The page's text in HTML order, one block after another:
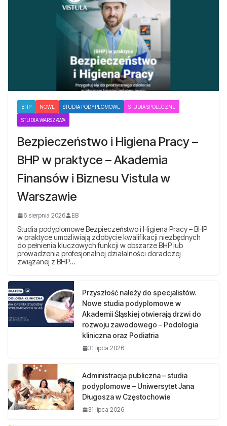
BHP NOWE STUDIA PODYPLOMOWE STUDIA SPOŁECZNE
STUDIA WARSZAWA
Bezpieczeństwo i Higiena Pracy –
BHP w praktyce – Akademia
Finansów i Biznesu Vistula w
Warszawie
6 sierpnia 2026 EB
Studia podyplomowe Bezpieczeństwo i Higiena Pracy – BHP
w praktyce umożliwiają zdobycie kwalifikacji niezbędnych
do pełnienia kluczowych funkcji w obszarze BHP lub
prowadzenia profesjonalnej działalności doradczej
związanej z BHP…
Przyszłość należy do specjalistów.
Nowe studia podyplomowe w
Akademii Śląskiej otwierają drzwi do
rozwoju zawodowego – Podologia
kliniczna oraz Podiatria
31 lipca 2026
Administracja publiczna – studia
podyplomowe – Uniwersytet Jana
Długosza w Częstochowie
31 lipca 2026